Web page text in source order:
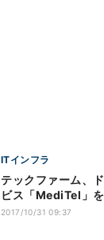
ITインフラ
テックファーム、
ビス「MediTel」
2017/10/31 09:37